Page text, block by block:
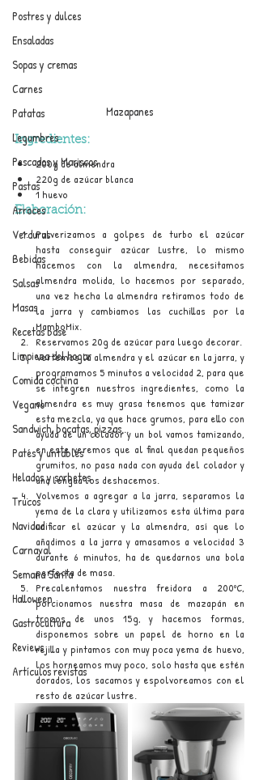
Postres y dulces
Ensaladas
Sopas y cremas
Carnes
Patatas
Legumbres
Pescados y Mariscos
Pastas
Arroces
Verduras
Bebidas
Salsas
Masas
Recetas base
Limpieza del hogar
Comida cochina
Vegano
Sandwich, bocatas, pizzas...
Patés y untables
Helados y sorbetes
Trucos
Navidad
Carnaval
Semana Santa
Halloween
Gastrocultura
Reviews
Artículos revistas
Mazapanes
Ingredientes:
200g de almendra
220g de azúcar blanca
1 huevo
Elaboración:
Pulverizamos a golpes de turbo el azúcar
hasta conseguir azúcar Lustre, lo mismo
hacemos con la almendra, necesitamos
almendra molida, lo hacemos por separado,
una vez hecha la almendra retiramos todo de
la jarra y cambiamos las cuchillas por la
MamboMix.
Reservamos 20g de azúcar para luego decorar.
Vertemos la almendra y el azúcar en la jarra, y
programamos 5 minutos a velocidad 2, para que
se integren nuestros ingredientes, como la
almendra es muy grasa tenemos que tamizar
esta mezcla, ya que hace grumos, para ello con
ayuda de un colador y un bol vamos tamizando,
en este veremos que al final quedan pequeños
grumitos, no pasa nada con ayuda del colador y
una lengua los deshacemos.
Volvemos a agregar a la jarra, separamos la
yema de la clara y utilizamos esta última para
unificar el azúcar y la almendra, así que lo
añadimos a la jarra y amasamos a velocidad 3
durante 6 minutos, ha de quedarnos una bola
perfecta de masa.
Precalentamos nuestra freidora a 200ºC,
porcionamos nuestra masa de mazapán en
trozos de unos 15g, y hacemos formas,
disponemos sobre un papel de horno en la
rejilla y pintamos con muy poca yema de huevo,
los horneamos muy poco, solo hasta que estén
dorados, los sacamos y espolvoreamos con el
resto de azúcar lustre.